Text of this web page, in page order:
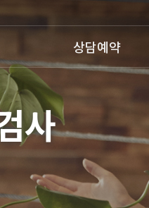
상담예약
ㆍ온라인 상담문의
ㆍ온라인예약
ㆍ온라인예약 확인
ㆍ구성토크(화상,전화상담)
사